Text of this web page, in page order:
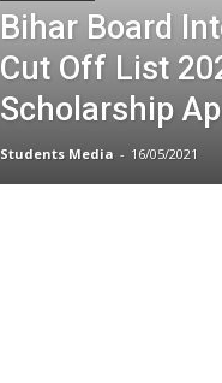
Bihar Board
Cut Off List
Scholarship
Students Media - 16/05/2021